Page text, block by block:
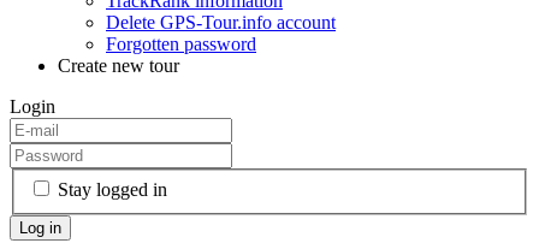
Delete GPS-Tour.info account
Forgotten password
Create new tour
Login
Stay logged in